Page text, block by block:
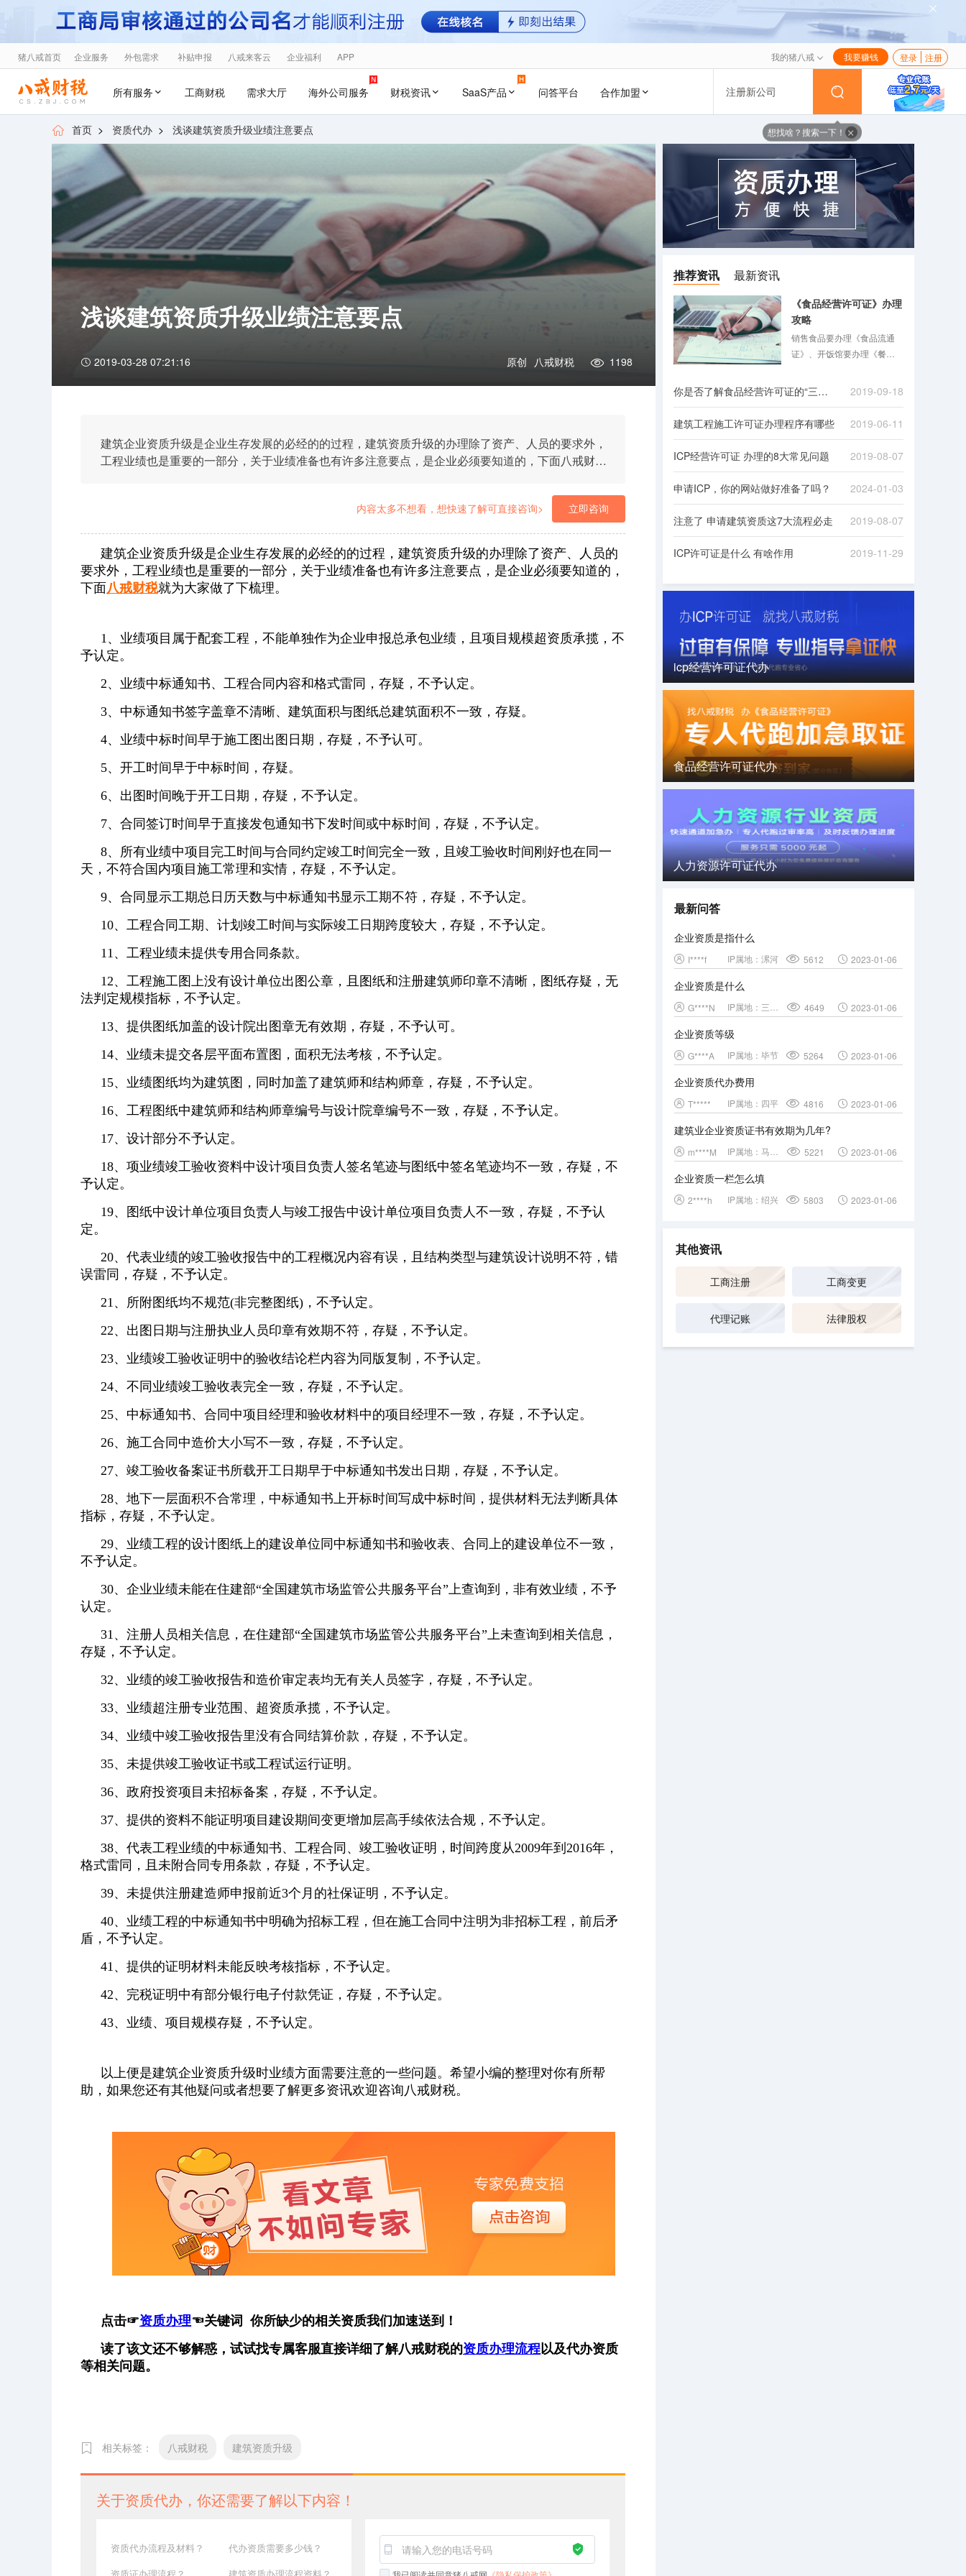
猪八戒首页 企业服务 外包需求 补贴申报 八戒来客云 企业福利 APP 我的猪八戒 我要赚钱 登录 注册
所有服务 工商财税 需求大厅 海外公司服务 财税资讯 SaaS产品 问答平台 合作加盟 注册新公司
想找啥？搜索一下！
首页 > 资质代办 > 浅谈建筑资质升级业绩注意要点
浅谈建筑资质升级业绩注意要点
2019-03-28 07:21:16 原创 八戒财税 1198
建筑企业资质升级是企业生存发展的必经的的过程，建筑资质升级的办理除了资产、人员的要求外，
工程业绩也是重要的一部分，关于业绩准备也有许多注意要点，是企业必须要知道的，下面八戒财税
内容太多不想看，想快速了解可直接咨询> 立即咨询
建筑企业资质升级是企业生存发展的必经的的过程，建筑资质升级的办理除了资产、人员的
要求外，工程业绩也是重要的一部分，关于业绩准备也有许多注意要点，是企业必须要知道的，
下面八戒财税就为大家做了下梳理。
1、业绩项目属于配套工程，不能单独作为企业申报总承包业绩，且项目规模超资质承揽，不
予认定。
2、业绩中标通知书、工程合同内容和格式雷同，存疑，不予认定。
3、中标通知书签字盖章不清晰、建筑面积与图纸总建筑面积不一致，存疑。
4、业绩中标时间早于施工图出图日期，存疑，不予认可。
5、开工时间早于中标时间，存疑。
6、出图时间晚于开工日期，存疑，不予认定。
7、合同签订时间早于直接发包通知书下发时间或中标时间，存疑，不予认定。
8、所有业绩中项目完工时间与合同约定竣工时间完全一致，且竣工验收时间刚好也在同一
天，不符合国内项目施工常理和实情，存疑，不予认定。
9、合同显示工期总日历天数与中标通知书显示工期不符，存疑，不予认定。
10、工程合同工期、计划竣工时间与实际竣工日期跨度较大，存疑，不予认定。
11、工程业绩未提供专用合同条款。
12、工程施工图上没有设计单位出图公章，且图纸和注册建筑师印章不清晰，图纸存疑，无
法判定规模指标，不予认定。
13、提供图纸加盖的设计院出图章无有效期，存疑，不予认可。
14、业绩未提交各层平面布置图，面积无法考核，不予认定。
15、业绩图纸均为建筑图，同时加盖了建筑师和结构师章，存疑，不予认定。
16、工程图纸中建筑师和结构师章编号与设计院章编号不一致，存疑，不予认定。
17、设计部分不予认定。
18、项业绩竣工验收资料中设计项目负责人签名笔迹与图纸中签名笔迹均不一致，存疑，不
予认定。
19、图纸中设计单位项目负责人与竣工报告中设计单位项目负责人不一致，存疑，不予认
定。
20、代表业绩的竣工验收报告中的工程概况内容有误，且结构类型与建筑设计说明不符，错
误雷同，存疑，不予认定。
21、所附图纸均不规范(非完整图纸)，不予认定。
22、出图日期与注册执业人员印章有效期不符，存疑，不予认定。
23、业绩竣工验收证明中的验收结论栏内容为同版复制，不予认定。
24、不同业绩竣工验收表完全一致，存疑，不予认定。
25、中标通知书、合同中项目经理和验收材料中的项目经理不一致，存疑，不予认定。
26、施工合同中造价大小写不一致，存疑，不予认定。
27、竣工验收备案证书所载开工日期早于中标通知书发出日期，存疑，不予认定。
28、地下一层面积不合常理，中标通知书上开标时间写成中标时间，提供材料无法判断具体
指标，存疑，不予认定。
29、业绩工程的设计图纸上的建设单位同中标通知书和验收表、合同上的建设单位不一致，
不予认定。
30、企业业绩未能在住建部“全国建筑市场监管公共服务平台”上查询到，非有效业绩，不予
认定。
31、注册人员相关信息，在住建部“全国建筑市场监管公共服务平台”上未查询到相关信息，
存疑，不予认定。
32、业绩的竣工验收报告和造价审定表均无有关人员签字，存疑，不予认定。
33、业绩超注册专业范围、超资质承揽，不予认定。
34、业绩中竣工验收报告里没有合同结算价款，存疑，不予认定。
35、未提供竣工验收证书或工程试运行证明。
36、政府投资项目未招标备案，存疑，不予认定。
37、提供的资料不能证明项目建设期间变更增加层高手续依法合规，不予认定。
38、代表工程业绩的中标通知书、工程合同、竣工验收证明，时间跨度从2009年到2016年，
格式雷同，且未附合同专用条款，存疑，不予认定。
39、未提供注册建造师申报前近3个月的社保证明，不予认定。
40、业绩工程的中标通知书中明确为招标工程，但在施工合同中注明为非招标工程，前后矛
盾，不予认定。
41、提供的证明材料未能反映考核指标，不予认定。
42、完税证明中有部分银行电子付款凭证，存疑，不予认定。
43、业绩、项目规模存疑，不予认定。
以上便是建筑企业资质升级时业绩方面需要注意的一些问题。希望小编的整理对你有所帮
助，如果您还有其他疑问或者想要了解更多资讯欢迎咨询八戒财税。
点击☞资质办理☜关键词 你所缺少的相关资质我们加速送到！
读了该文还不够解惑，试试找专属客服直接详细了解八戒财税的资质办理流程以及代办资质
等相关问题。
相关标签： 八戒财税 建筑资质升级
关于资质代办，你还需要了解以下内容！
资质代办流程及材料？
代办资质需要多少钱？
推荐资讯 最新资讯
《食品经营许可证》办理
攻略
销售食品要办理《食品流通
证》、开饭馆要办理《餐饮
理《公共场所卫生许可证》
……食品混合业态经营越来
越普遍，经营者花几倍时
间，准备多份材料，跑多个
前并不少见。
你是否了解食品经营许可证的“三证合一” 2019-09-18
建筑工程施工许可证办理程序有哪些 2019-06-11
ICP经营许可证 办理的8大常见问题 2019-08-07
申请ICP，你的网站做好准备了吗？ 2024-01-03
注意了 申请建筑资质这7大流程必走 2019-08-07
ICP许可证是什么 有啥作用 2019-11-29
icp经营许可证代办
食品经营许可证代办
人力资源许可证代办
最新问答
企业资质是指什么
I****f IP属地： 漯河 5612 2023-01-06
企业资质是什么
G****N IP属地： 4649 2023-01-06
企业资质等级
G****A IP属地： 毕节 5264 2023-01-06
企业资质代办费用
T***** IP属地： 四平 4816 2023-01-06
建筑业企业资质证书有效期为几年?
m****M IP属地： 5221 2023-01-06
企业资质一栏怎么填
2****h IP属地： 绍兴 5803 2023-01-06
其他资讯
工商注册 工商变更
代理记账 法律股权